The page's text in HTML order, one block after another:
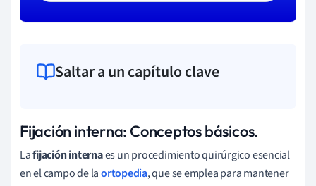
Saltar a un capítulo clave
Fijación interna: Conceptos básicos.
Lafijación internaes un procedimiento quirúrgico esencial
en el campo de laortopedia, que se emplea para mantener